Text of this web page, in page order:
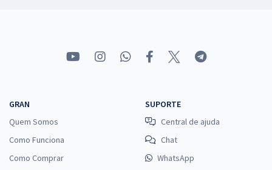
GRAN
Quem Somos
Como Funciona
Como Comprar
SUPORTE
Central de ajuda
Chat
WhatsApp